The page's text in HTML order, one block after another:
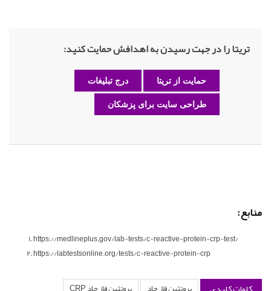
تریتا را در جهت رسیدن به اهدافش حمایت کنید:
حمایت از تریتا درج تبلیغات
طراحی سایت برای پزشکان
منابع:
https://medlineplus.gov/lab-tests/c-reactive-protein-crp-test/
https://labtestsonline.org/tests/c-reactive-protein-crp